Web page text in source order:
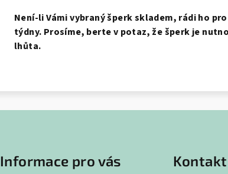
Není-li Vámi vybraný šperk skladem, rádi ho
týdny. Prosíme, berte v potaz, že šperk je
lhůta.
Informace pro vás Kontakt